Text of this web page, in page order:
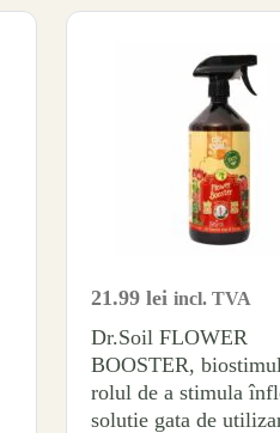
21.99 lei incl. TVA
Dr.Soil FLOWER
BOOSTER,
rolul de a stimula
solutie gata de